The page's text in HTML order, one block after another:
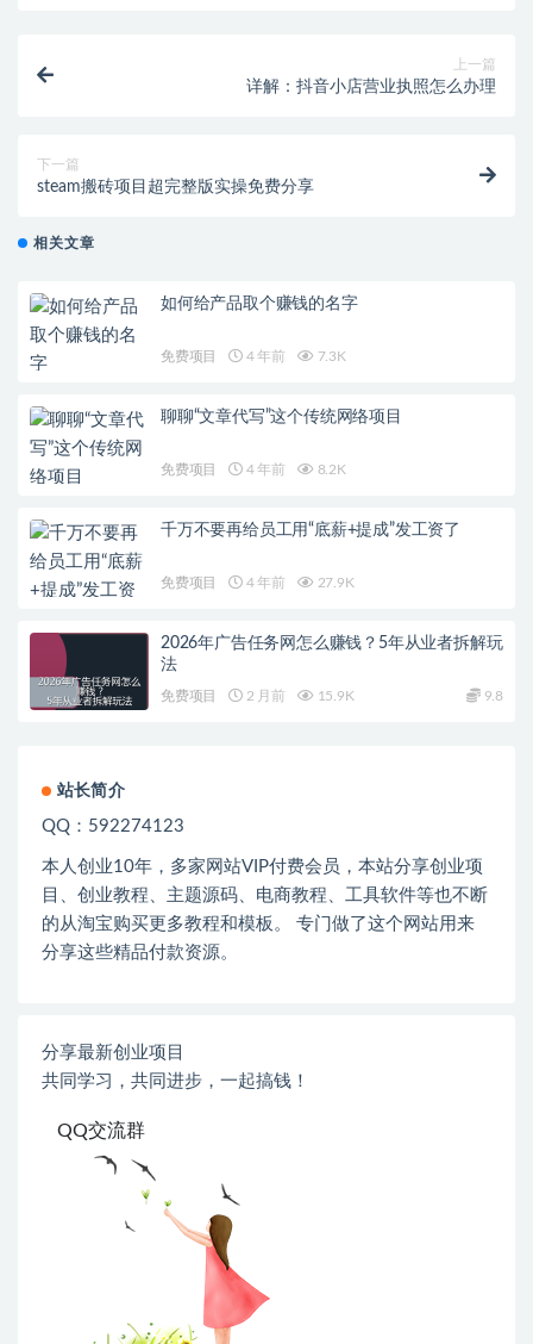
上一篇
详解：抖音小店营业执照怎么办理
下一篇
steam搬砖项目超完整版实操免费分享
相关文章
如何给产品取个赚钱的名字
免费项目 4 年前 7.3K
聊聊“文章代写”这个传统网络项目
免费项目 4 年前 8.2K
千万不要再给员工用“底薪+提成”发工资了
免费项目 4 年前 27.9K
2026年广告任务网怎么赚钱？5年从业者拆解玩
法
免费项目 2 月前 15.9K 9.8
站长简介
QQ：592274123
本人创业10年，多家网站VIP付费会员，本站分享创业项
目、创业教程、主题源码、电商教程、工具软件等也不断
的从淘宝购买更多教程和模板。 专门做了这个网站用来
分享这些精品付款资源。
分享最新创业项目
共同学习，共同进步，一起搞钱！
QQ交流群